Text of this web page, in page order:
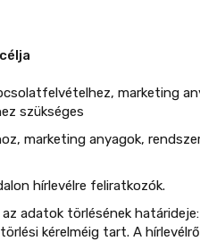
marketing
szükséges
marketing anyagok,
hírlevélre feliratkozók.
adatok törlésének
kérelméig tart. A